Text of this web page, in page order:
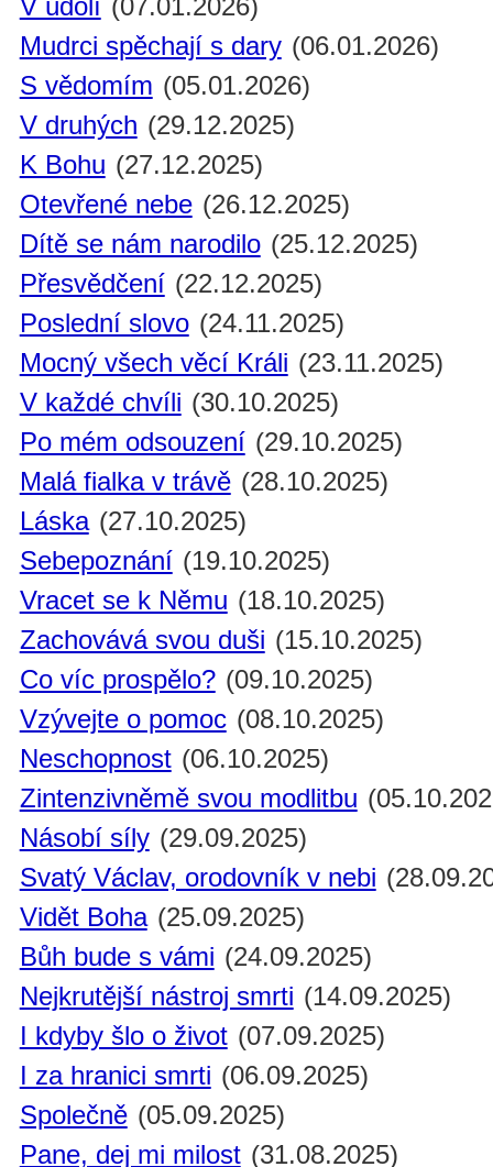
V údolí (07.01.2026)
Mudrci spěchají s dary (06.01.2026)
S vědomím (05.01.2026)
V druhých (29.12.2025)
K Bohu (27.12.2025)
Otevřené nebe (26.12.2025)
Dítě se nám narodilo (25.12.2025)
Přesvědčení (22.12.2025)
Poslední slovo (24.11.2025)
Mocný všech věcí Králi (23.11.2025)
V každé chvíli (30.10.2025)
Po mém odsouzení (29.10.2025)
Malá fialka v trávě (28.10.2025)
Láska (27.10.2025)
Sebepoznání (19.10.2025)
Vracet se k Němu (18.10.2025)
Zachovává svou duši (15.10.2025)
Co víc prospělo? (09.10.2025)
Vzývejte o pomoc (08.10.2025)
Neschopnost (06.10.2025)
Zintenzivněmě svou modlitbu
Násobí síly (29.09.2025)
Svatý Václav, orodovník v nebi
Vidět Boha (25.09.2025)
Bůh bude s vámi (24.09.2025)
Nejkrutější nástroj smrti (14.09.2025)
I kdyby šlo o život (07.09.2025)
I za hranici smrti (06.09.2025)
Společně (05.09.2025)
Pane, dej mi milost (31.08.2025)